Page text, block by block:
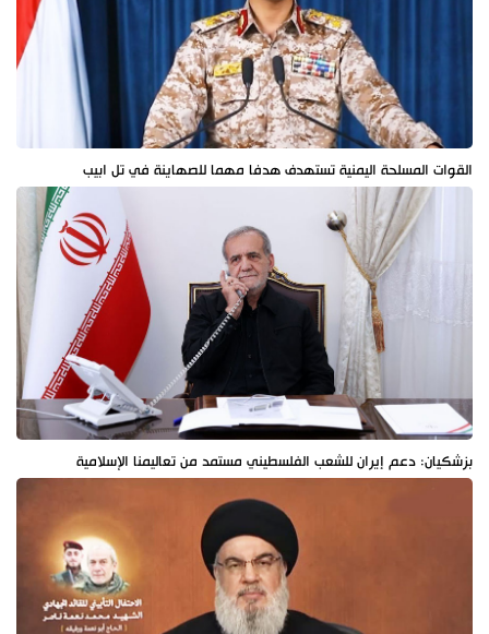
القوات المسلحة اليمنية تستهدف هدفا مهما للصهاينة في تل ابيب
بزشكيان: دعم إيران للشعب الفلسطيني مستمد من تعاليمنا الإسلامية